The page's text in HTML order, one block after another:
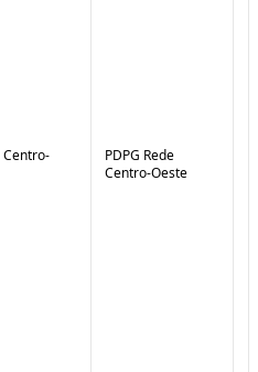
Centro-
PDPG Rede
Centro-Oeste